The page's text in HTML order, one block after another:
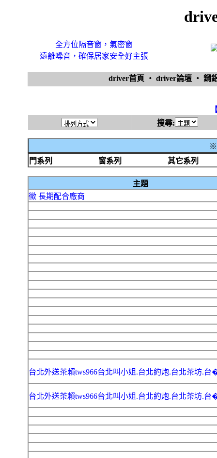
全方位隔音窗，氣密窗
遠離噪音，確保居家安全好主張
driver首頁 ‧ driver論壇 ‧ 鋼
搜尋:
※
門系列
窗系列 其它系列
主題
徵 長期配合廠商
台北外送茶賴tws966台北叫小姐.台北約炮.台北茶坊.台
台北外送茶賴tws966台北叫小姐.台北約炮.台北茶坊.台